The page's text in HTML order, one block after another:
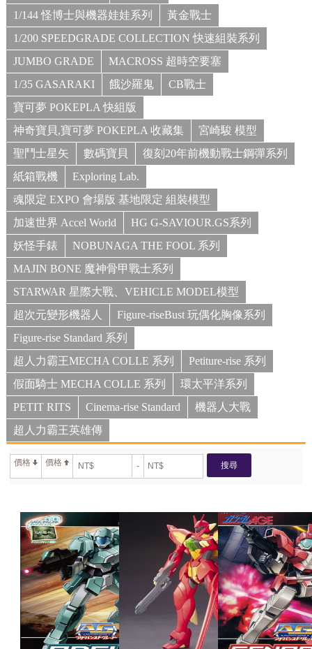
1/144 怪博士與機器娃娃系列
黃金戰士
1/200 SPEEDGRADE COLLECTION 快速組裝系列
JUMBO GRADE
MACROSS 超時空要塞
1/35 GASARAKI
餓沙羅鬼
CB戰士
寶可夢 POKEPLA 快組版
神奇寶貝,寶可夢 POKEPLA 收藏集
宮崎駿 模型
聖鬥士星矢
數碼寶貝
復刻20年前機動戰士鋼彈系列
紙箱戰機
Exploring Lab.
魂限定 EXPO 會場版 基地限定 組裝模型
加速世界 Accel World
HG G-SAVIOUR.GS系列
妖怪手錶
NOBUNAGA THE FOOL 系列
MAJIN BONE 魔神骨甲戰士系列
STARWAR 星際大戰、VEHICLE MODEL模型
超次元變形機器人
Figure-riseBust 玩偶化胸像系列
Figure-rise Standard 系列
超人力霸王MECHA COLLE 系列
Petiture-rise 系列
假面騎士 MECHA COLLE 系列
環太平洋系列
PETIT RITS
Cinema-rise Standard
機器人大戰
超人力霸王英雄傳
價格 價格 - 搜尋